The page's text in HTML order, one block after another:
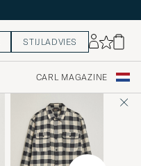
STIJLADVIES
CARL MAGAZINE